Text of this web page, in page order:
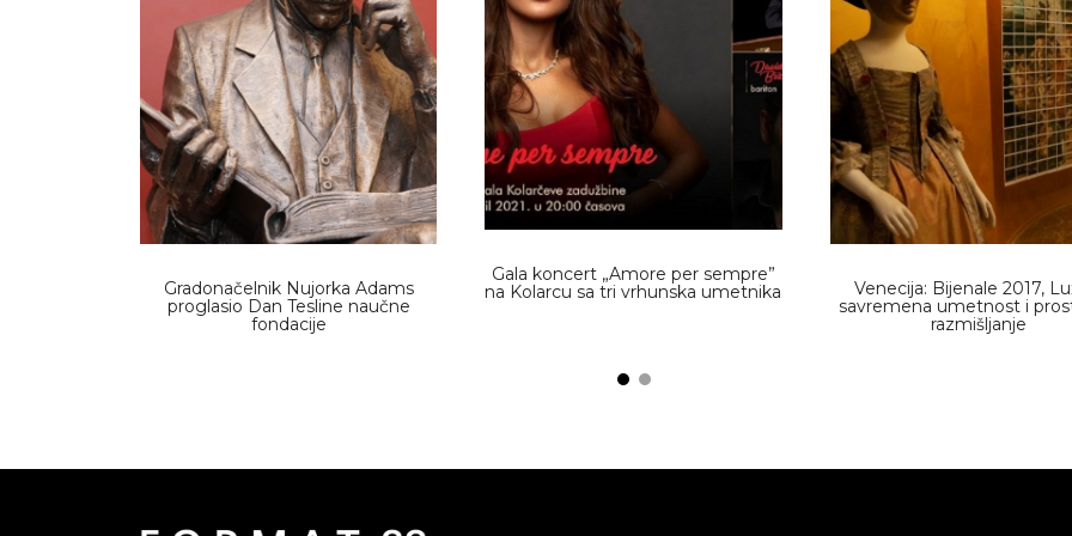
Gradonačelnik Nujorka Adams
proglasio Dan Tesline naučne
fondacije
Gala koncert „Amore per sempre”
na Kolarcu sa tri vrhunska umetnika
Venecija: Bijenale 2017,
savremena umetnost i
razmišljanje